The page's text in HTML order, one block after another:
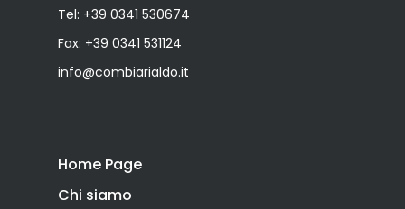
Tel: +39 0341 530674
Fax: +39 0341 531124
info@combiarialdo.it
Home Page
Chi siamo